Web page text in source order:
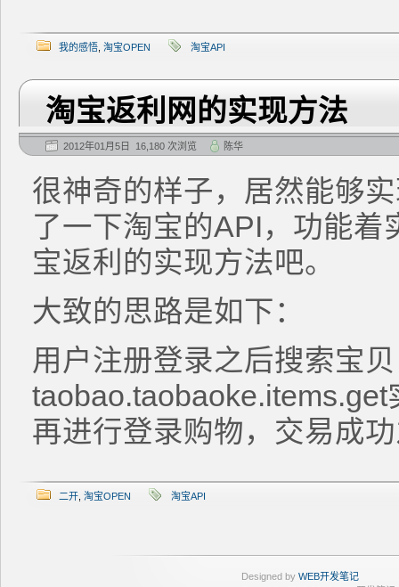
我的感悟 淘宝OPEN 淘宝API
淘宝返利网的实现方法
2012年01月5日 16,180 次浏览 陈华
很神奇的样子，居然能够
了一下淘宝的API，功能
宝返利的实现方法吧。
大致的思路是如下：
用户注册登录之后搜索宝
再进行登录购物，交易成
二开 淘宝OPEN 淘宝API
Designed by WEB开发笔记